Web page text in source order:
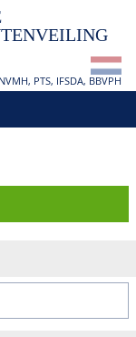
PTS, IFSDA, BBVPH